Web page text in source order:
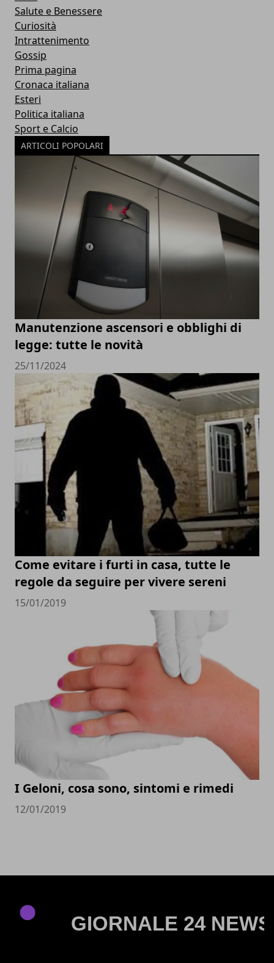
Salute e Benessere
Curiosità
Intrattenimento
Gossip
Prima pagina
Cronaca italiana
Esteri
Politica italiana
Sport e Calcio
ARTICOLI POPOLARI
Manutenzione ascensori e obblighi di
legge: tutte le novità
25/11/2024
Come evitare i furti in casa, tutte le
regole da seguire per vivere sereni
15/01/2019
I Geloni, cosa sono, sintomi e rimedi
12/01/2019